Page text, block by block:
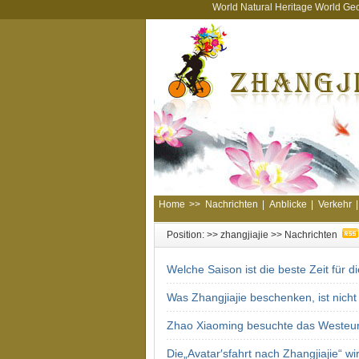
World Natural Heritage World
Home >> Nachrichten Anblicke Verkehr
Position: >> zhangjiajie >> Nachrichten
Welche Saison ist die beste Zeit für
Was Zhangjiajie beschenken, ist
Zhao Xiaoming besuchte das
Die„Avatar′sfahrt nach Zhangjiajie“